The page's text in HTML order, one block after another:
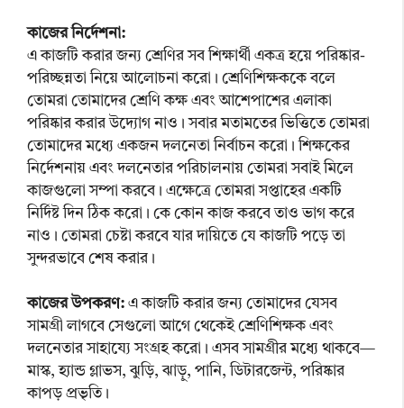
কাজের নির্দেশনা:
এ কাজটি করার জন্য শ্রেণির সব শিক্ষার্থী একত্র হয়ে পরিষ্কার-
পরিচ্ছন্নতা নিয়ে আলোচনা করো। শ্রেণিশিক্ষককে বলে
তোমরা তোমাদের শ্রেণি কক্ষ এবং আশেপাশের এলাকা
পরিষ্কার করার উদ্যোগ নাও। সবার মতামতের ভিত্তিতে তোমরা
তোমাদের মধ্যে একজন দলনেতা নির্বাচন করো। শিক্ষকের
নির্দেশনায় এবং দলনেতার পরিচালনায় তোমরা সবাই মিলে
কাজগুলো সম্পা করবে। এক্ষেত্রে তোমরা সপ্তাহের একটি
নির্দিষ্ট দিন ঠিক করো। কে কোন কাজ করবে তাও ভাগ করে
নাও। তোমরা চেষ্টা করবে যার দায়িতে যে কাজটি পড়ে তা
সুন্দরভাবে শেষ করার।
কাজের উপকরণ: এ কাজটি করার জন্য তোমাদের যেসব
সামগ্ৰী লাগবে সেগুলো আগে থেকেই শ্রেণিশিক্ষক এবং
দলনেতার সাহায্যে সংগ্রহ করো। এসব সামগ্রীর মধ্যে থাকবে—
মাস্ক, হ্যান্ড গ্লাভস, ঝুড়ি, ঝাড়ু, পানি, ডিটারজেন্ট, পরিষ্কার
কাপড় প্রভৃতি।